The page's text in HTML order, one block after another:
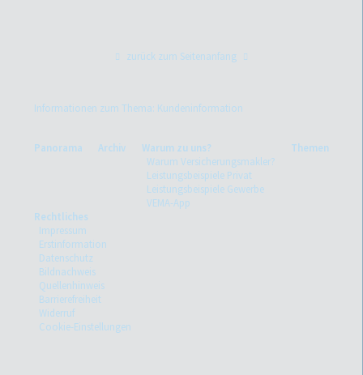
zurück zum Seitenanfang
Informationen zum Thema: Kundeninformation
Panorama Archiv
Warum zu uns?
Warum Versicherungsmakler?
Leistungsbeispiele Privat
Leistungsbeispiele Gewerbe
VEMA-App
Themen
Rechtliches
Impressum
Erstinformation
Datenschutz
Bildnachweis
Quellenhinweis
Barrierefreiheit
Widerruf
Cookie-Einstellungen